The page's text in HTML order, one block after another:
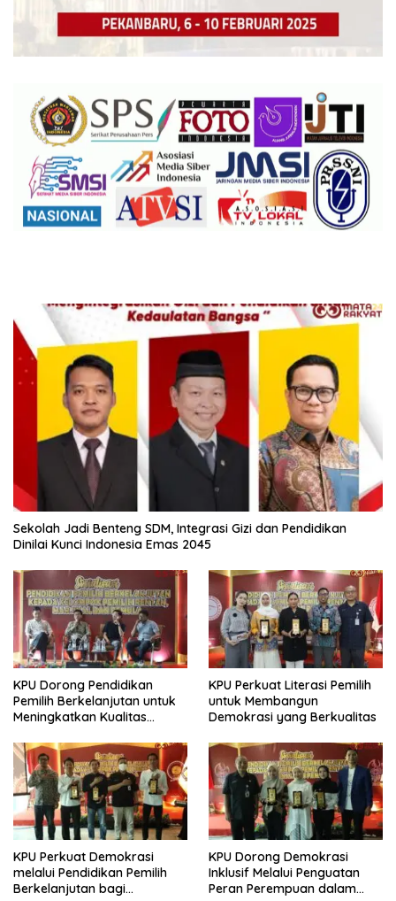
Sekolah Jadi Benteng SDM, Integrasi Gizi dan Pendidikan
Dinilai Kunci Indonesia Emas 2045
KPU Dorong Pendidikan
Pemilih Berkelanjutan untuk
Meningkatkan Kualitas
KPU Perkuat Literasi Pemilih
untuk Membangun
Demokrasi yang Berkualitas
KPU Perkuat Demokrasi
melalui Pendidikan Pemilih
Berkelanjutan bagi
KPU Dorong Demokrasi
Inklusif Melalui Penguatan
Peran Perempuan dalam